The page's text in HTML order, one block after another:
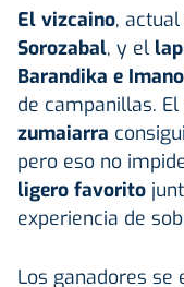
El vizcaino,
Sorozabal, y el
Barandika e
de campanillas.
zumaiarra
pero eso no
ligero favorito
experiencia de
Los ganadores